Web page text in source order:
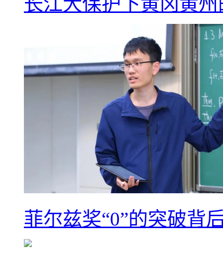
菲尔兹奖“0”的突破背